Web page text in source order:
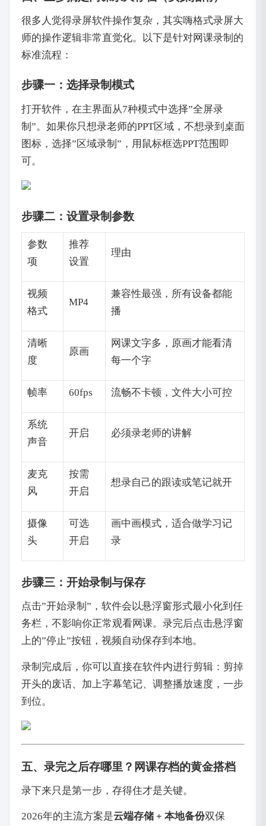
很多人觉得录屏软件操作复杂，其实嗨格式录屏大
师的操作逻辑非常直觉化。以下是针对网课录制的
标准流程：
步骤一：选择录制模式
打开软件，在主界面从7种模式中选择”全屏录
制”。如果你只想录老师的PPT区域，不想录到桌面
图标，选择”区域录制”，用鼠标框选PPT范围即
可。
步骤二：设置录制参数
参数
项
推荐
设置
理由
视频
格式
MP4
兼容性最强，所有设备都能
播
清晰
度
原画
网课文字多，原画才能看清
每一个字
帧率 60fps 流畅不卡顿，文件大小可控
系统
声音
开启 必须录老师的讲解
麦克
风
按需
开启
想录自己的跟读或笔记就开
摄像
头
可选
开启
画中画模式，适合做学习记
录
步骤三：开始录制与保存
点击”开始录制”，软件会以悬浮窗形式最小化到任
务栏，不影响你正常观看网课。录完后点击悬浮窗
上的”停止”按钮，视频自动保存到本地。
录制完成后，你可以直接在软件内进行剪辑：剪掉
开头的废话、加上字幕笔记、调整播放速度，一步
到位。
五、录完之后存哪里？网课存档的黄金搭档
录下来只是第一步，存得住才是关键。
2026年的主流方案是云端存储 + 本地备份双保